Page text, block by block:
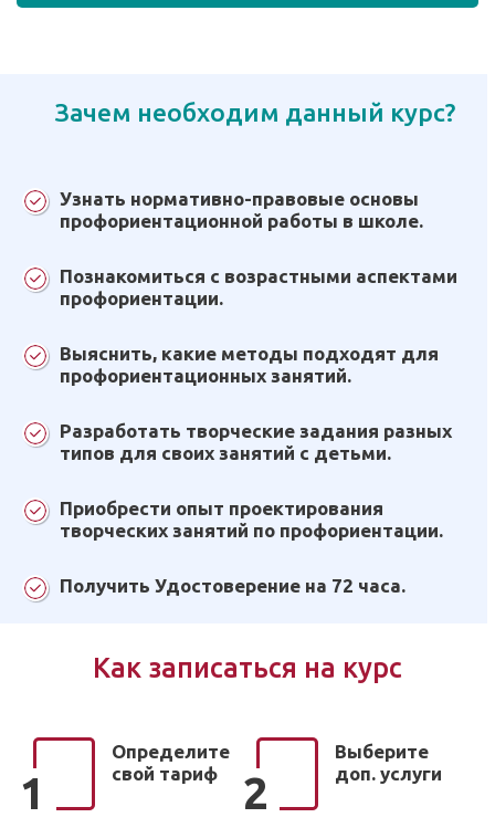
Зачем необходим данный курс?
Узнать нормативно-правовые основы
профориентационной работы в школе.
Познакомиться с возрастными аспектами
профориентации.
Выяснить, какие методы подходят для
профориентационных занятий.
Разработать творческие задания разных
типов для своих занятий с детьми.
Приобрести опыт проектирования
творческих занятий по профориентации.
Получить Удостоверение на 72 часа.
Как записаться на курс
1
Определите
свой тариф
2
Выберите
доп. услуги